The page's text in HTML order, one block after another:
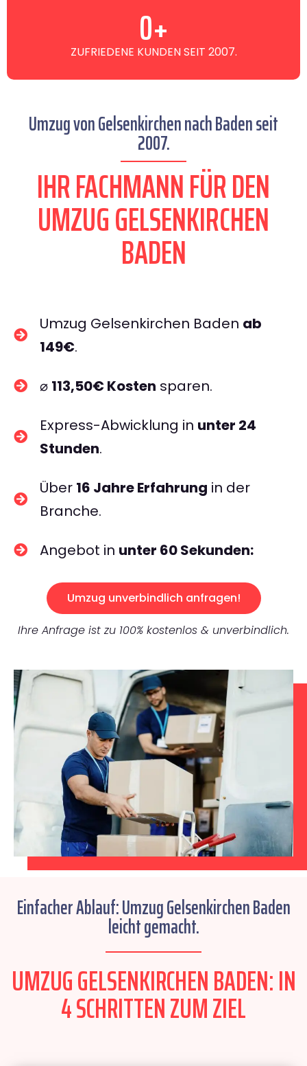
ZUFRIEDENE KUNDEN SEIT 2007.
0+
Umzug von Gelsenkirchen nach Baden seit
2007.
IHR FACHMANN FÜR DEN
UMZUG GELSENKIRCHEN
BADEN
Umzug Gelsenkirchen Baden ab
149€.
⌀ 113,50€ Kosten sparen.
Express-Abwicklung in unter 24
Stunden.
Über 16 Jahre Erfahrung in der
Branche.
Angebot in unter 60 Sekunden:
Umzug unverbindlich anfragen!
Ihre Anfrage ist zu 100% kostenlos & unverbindlich.
Einfacher Ablauf: Umzug Gelsenkirchen Baden
leicht gemacht.
UMZUG GELSENKIRCHEN BADEN: IN
4 SCHRITTEN ZUM ZIEL